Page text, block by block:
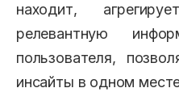
находит,
релевантную
пользователя,
инсайты в одном